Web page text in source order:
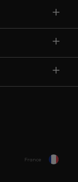
France